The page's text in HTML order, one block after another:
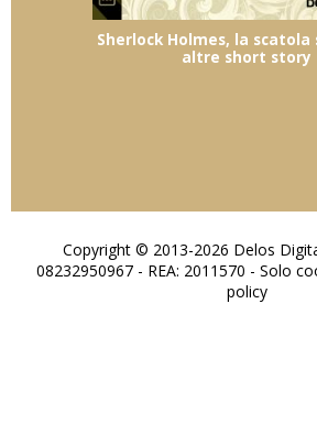
Sherlock Holmes, la
altre short story
Copyright © 2013-2026 Delos
08232950967 - REA: 2011570 - Solo
policy